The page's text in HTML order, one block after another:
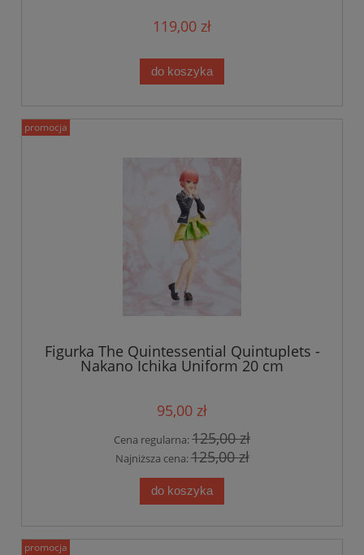
119,00 zł
do koszyka
Figurka The Quintessential Quintuplets -
Nakano Ichika Uniform 20 cm
95,00 zł
Cena regularna:125,00 zł
Najniższa cena:125,00 zł
do koszyka
promocja
promocja